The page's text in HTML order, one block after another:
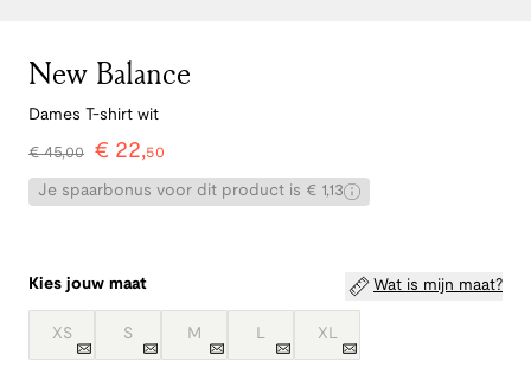
New Balance
Dames T-shirt wit
€45,00 € 22,50
Je spaarbonus voor dit product is € 1,13
Kies jouw maat Wat is mijn maat?
XS S M L XL